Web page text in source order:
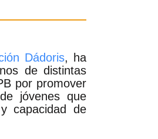
Dádoris, ha
de distintas
por promover
jóvenes que
capacidad de